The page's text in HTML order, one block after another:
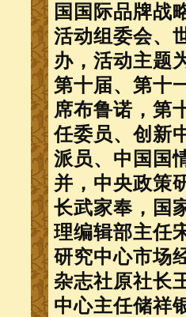
国国际品牌战
活动组委会、
办，活动主题
第十届、第十
席布鲁诺，第
任委员、创新
派员、中国国
并，中央政策
长武家奉，国
理编辑部主任
研究中心市场
杂志社原社长
中心主任储祥